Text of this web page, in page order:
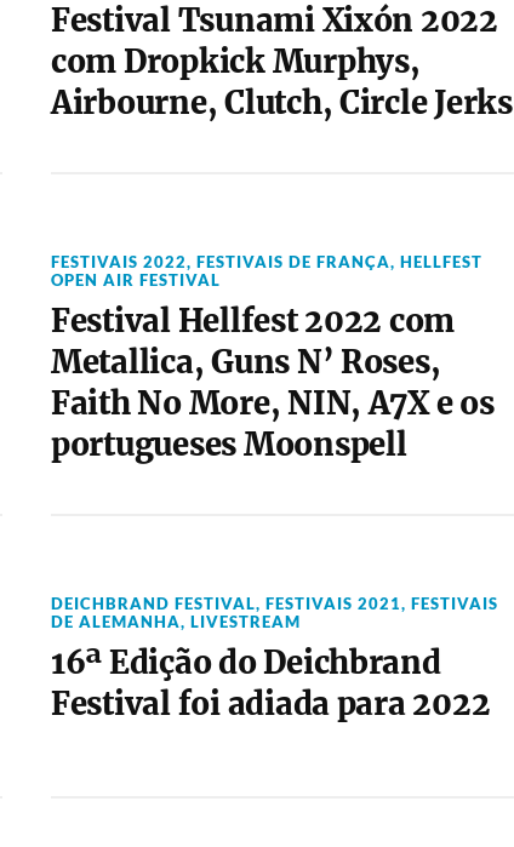
Festival Tsunami Xixón 2022
com Dropkick Murphys,
Airbourne, Clutch, Circle Jerks
FESTIVAIS 2022, FESTIVAIS DE FRANÇA, HELLFEST
OPEN AIR FESTIVAL
Festival Hellfest 2022 com
Metallica, Guns N’ Roses,
Faith No More, NIN, A7X e os
portugueses Moonspell
DEICHBRAND FESTIVAL, FESTIVAIS 2021, FESTIVAIS
DE ALEMANHA, LIVESTREAM
16ª Edição do Deichbrand
Festival foi adiada para 2022